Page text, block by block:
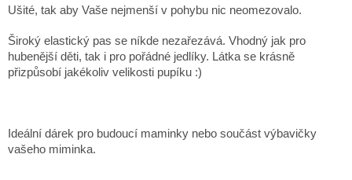
Ušité, tak aby Vaše nejmenší v pohybu nic neomezovalo.
Široký elastický pas se níkde nezařezává. Vhodný jak pro
hubenější děti, tak i pro pořádné jedlíky. Látka se krásně
přizpůsobí jakékoliv velikosti pupíku :)
Ideální dárek pro budoucí maminky nebo součást výbavičky
vašeho miminka.